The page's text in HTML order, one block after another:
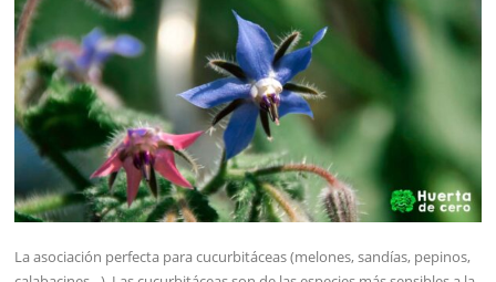
La asociación perfecta para cucurbitáceas (melones, sandías, pepinos,